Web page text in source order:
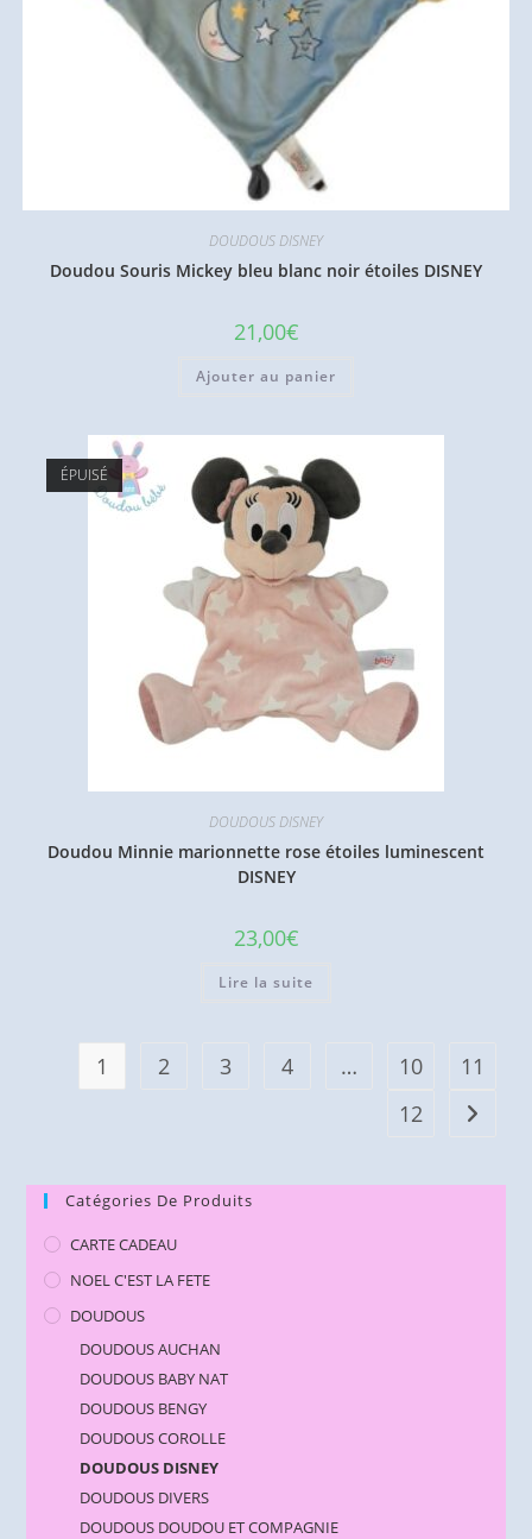
DOUDOUS DISNEY
Doudou Souris Mickey bleu blanc noir étoiles DISNEY
21,00€
Ajouter au panier
ÉPUISÉ
DOUDOUS DISNEY
Doudou Minnie marionnette rose étoiles luminescent
DISNEY
23,00€
Lire la suite
1 2 3 4 … 10
11
12
Catégories De Produits
CARTE CADEAU
NOEL C'EST LA FETE
DOUDOUS
DOUDOUS AUCHAN
DOUDOUS BABY NAT
DOUDOUS BENGY
DOUDOUS COROLLE
DOUDOUS DISNEY
DOUDOUS DIVERS
DOUDOUS DOUDOU ET COMPAGNIE